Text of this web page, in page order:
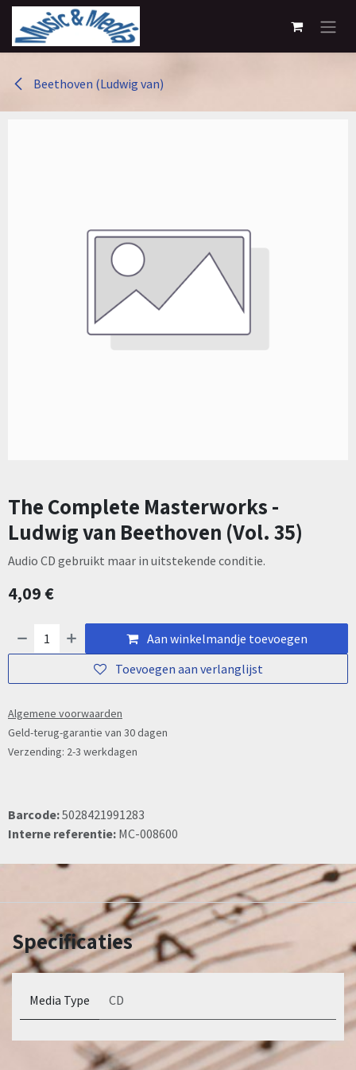
Overslaan naar inhoud
Beethoven (Ludwig van)
The Complete Masterworks -
Ludwig van Beethoven (Vol. 35)
Audio CD gebruikt maar in uitstekende conditie.
4,09€
Aan winkelmandje toevoegen
Toevoegen aan verlanglijst
Algemene voorwaarden
Geld-terug-garantie van 30 dagen
Verzending: 2-3 werkdagen
Barcode:5028421991283
Interne referentie: MC-008600
Specificaties
Media Type CD